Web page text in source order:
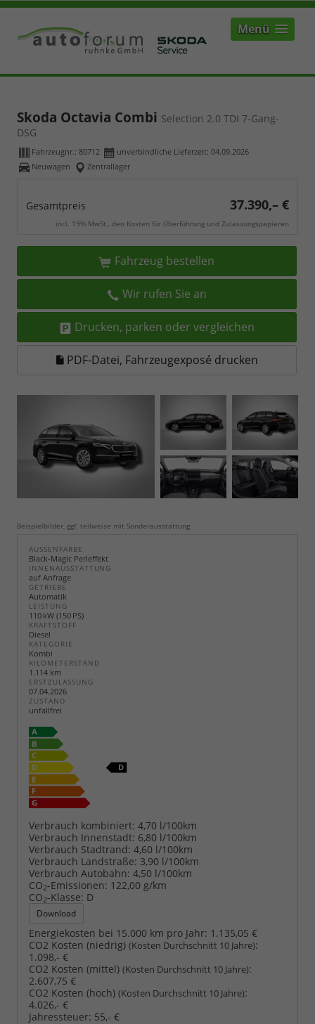
Menü
Skoda Octavia Combi Selection 2.0 TDI 7-Gang-
DSG
Fahrzeugnr.: 80712 unverbindliche Lieferzeit: 04.09.2026
Neuwagen
Zentrallager
Gesamtpreis 37.390,– €
incl. 19% MwSt., den Kosten für Überführung und Zulassungspapieren
Fahrzeug bestellen
Wir rufen Sie an
Drucken, parken oder vergleichen
PDF-Datei, Fahrzeugexposé drucken
Beispielbilder, ggf. teilweise mit Sonderausstattung
AUSSENFARBE
Black-Magic Perleffekt
INNENAUSSTATTUNG
auf Anfrage
GETRIEBE
Automatik
LEISTUNG
110 kW (150 PS)
KRAFTSTOFF
Diesel
KATEGORIE
Kombi
KILOMETERSTAND
1.114 km
ERSTZULASSUNG
07.04.2026
ZUSTAND
unfallfrei
Verbrauch kombiniert: 4,70 l/100km
Verbrauch Innenstadt: 6,80 l/100km
Verbrauch Stadtrand: 4,60 l/100km
Verbrauch Landstraße: 3,90 l/100km
Verbrauch Autobahn: 4,50 l/100km
CO2-Emissionen: 122,00 g/km
CO2-Klasse: D
Download
Energiekosten bei 15.000 km pro Jahr: 1.135,05 €
CO2 Kosten (niedrig) (Kosten Durchschnitt 10 Jahre):
1.098,- €
CO2 Kosten (mittel) (Kosten Durchschnitt 10 Jahre):
2.607,75 €
CO2 Kosten (hoch) (Kosten Durchschnitt 10 Jahre):
4.026,- €
Jahressteuer: 55,- €